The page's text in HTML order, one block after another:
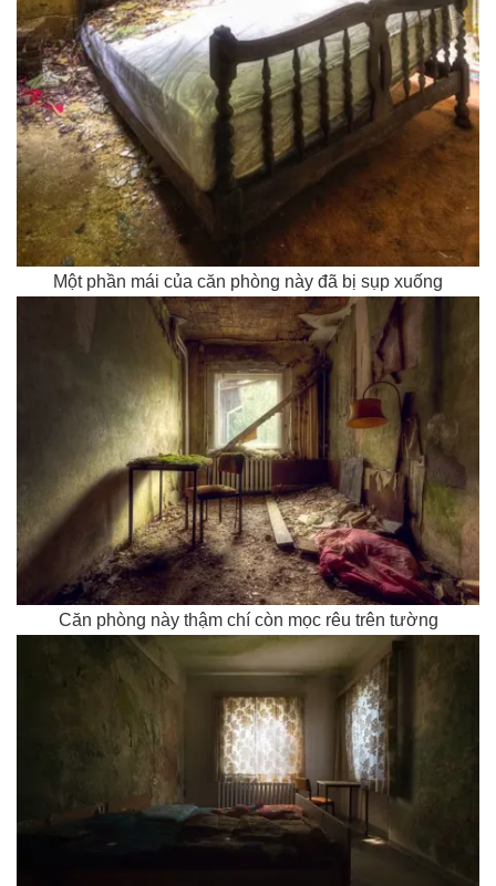
Một phần mái của căn phòng này đã bị sụp xuống
Căn phòng này thậm chí còn mọc rêu trên tường